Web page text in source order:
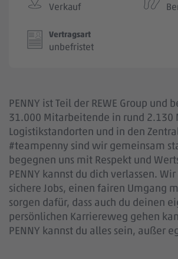
Verkauf
Vertragsart
unbefristet
PENNY ist Teil der REWE Group und
31.000 Mitarbeitende in rund 2.130
Logistikstandorten und in den
#teampenny sind wir gemeinsam
begegnen uns mit Respekt und
PENNY kannst du dich verlassen.
sichere Jobs, einen fairen Umgang
sorgen dafür, dass auch du deinen
persönlichen Karriereweg gehen
PENNY kannst du alles sein, außer